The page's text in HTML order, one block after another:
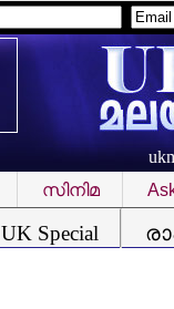
സിനിമ
UK Special